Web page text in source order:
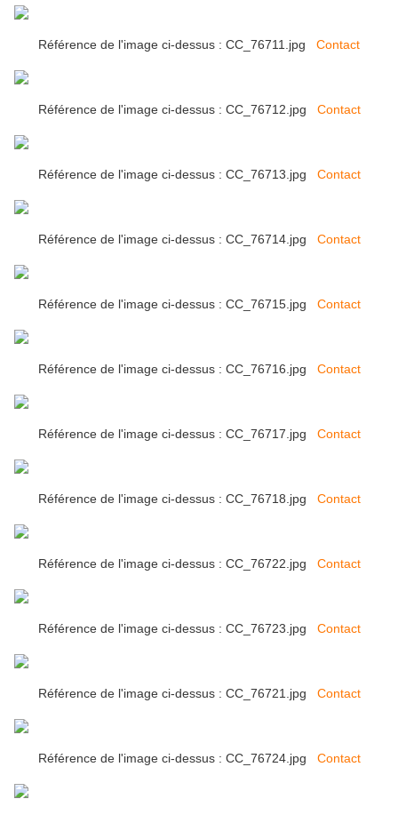
Référence de l'image ci-dessus : CC_76711.jpg Contact
Référence de l'image ci-dessus : CC_76712.jpg Contact
Référence de l'image ci-dessus : CC_76713.jpg Contact
Référence de l'image ci-dessus : CC_76714.jpg Contact
Référence de l'image ci-dessus : CC_76715.jpg Contact
Référence de l'image ci-dessus : CC_76716.jpg Contact
Référence de l'image ci-dessus : CC_76717.jpg Contact
Référence de l'image ci-dessus : CC_76718.jpg Contact
Référence de l'image ci-dessus : CC_76722.jpg Contact
Référence de l'image ci-dessus : CC_76723.jpg Contact
Référence de l'image ci-dessus : CC_76721.jpg Contact
Référence de l'image ci-dessus : CC_76724.jpg Contact